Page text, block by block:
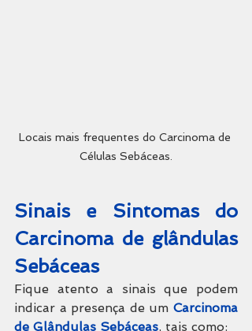
Locais mais frequentes do Carcinoma de
Células Sebáceas.
Sinais e Sintomas do
Carcinoma de
glândulas
Sebáceas
Fique atento a sinais que podem
indicar a presença de um Carcinoma
de Glândulas Sebáceas, tais como: